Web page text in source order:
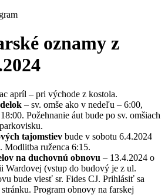
oznamy z
apríl – pri východe z kostola.
– sv. omše ako v nedeľu – 6:00,
Požehnanie áut bude po sv. omšiach
tajomstiev bude v sobotu 6.4.2024
Modlitba ruženca 6:15.
na duchovnú obnovu – 13.4.2024 o
Wardovej (vstup do budový je z ul.
bude viesť sr. Fides CJ. Prihlásiť sa
Program obnovy na farskej